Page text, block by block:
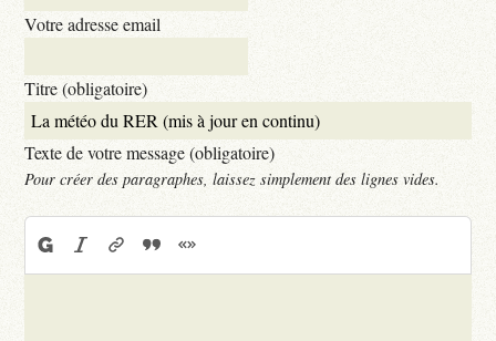
Votre adresse email
Titre (obligatoire)
Texte de votre message (obligatoire)
Pour créer des paragraphes, laissez simplement des lignes vides.